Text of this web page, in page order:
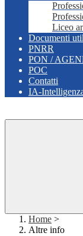
Liceo
Documenti
PNRR
PON /
POC
Contatti
IA-
Home >
Altre info